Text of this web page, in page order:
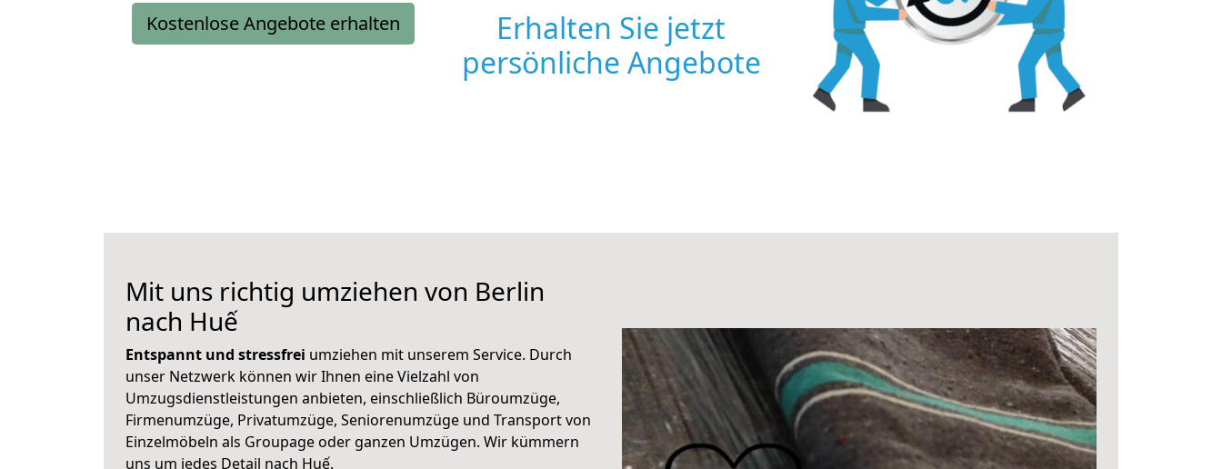
Kostenlose Angebote erhalten
Erhalten Sie jetzt
persönliche Angebote
Mit uns richtig umziehen von Berlin
nach Huế
Entspannt und stressfrei umziehen mit unserem Service. Durch
unser Netzwerk können wir Ihnen eine Vielzahl von
Umzugsdienstleistungen anbieten, einschließlich Büroumzüge,
Firmenumzüge, Privatumzüge, Seniorenumzüge und Transport von
Einzelmöbeln als Groupage oder ganzen Umzügen. Wir kümmern
uns um jedes Detail nach Huế.